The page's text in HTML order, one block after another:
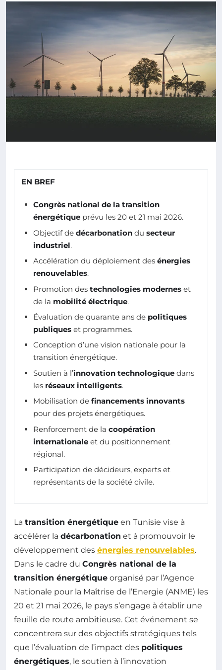
EN BREF
Congrès national de la transition
énergétique prévu les 20 et 21 mai 2026.
Objectif de décarbonation du secteur
industriel.
Accélération du déploiement des énergies
renouvelables.
Promotion des technologies modernes et
de la mobilité électrique.
Évaluation de quarante ans de politiques
publiques et programmes.
Conception d’une vision nationale pour la
transition énergétique.
Soutien à l’innovation technologique dans
les réseaux intelligents.
Mobilisation de financements innovants
pour des projets énergétiques.
Renforcement de la coopération
internationale et du positionnement
régional.
Participation de décideurs, experts et
représentants de la société civile.
La transition énergétique en Tunisie vise à
accélérer la décarbonation et à promouvoir le
développement des énergies renouvelables.
Dans le cadre du Congrès national de la
transition énergétique organisé par l’Agence
Nationale pour la Maîtrise de l’Energie (ANME) les
20 et 21 mai 2026, le pays s’engage à établir une
feuille de route ambitieuse. Cet événement se
concentrera sur des objectifs stratégiques tels
que l’évaluation de l’impact des politiques
énergétiques, le soutien à l’innovation